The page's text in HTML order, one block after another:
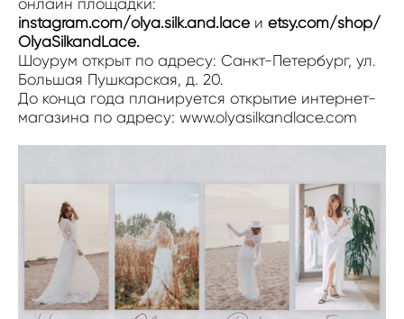
онлайн площадки:
instagram.com/olya.silk.and.lace и etsy.com/shop/
OlyaSilkandLace.
Шоурум открыт по адресу: Санкт-Петербург, ул.
Большая Пушкарская, д. 20.
До конца года планируется открытие интернет-
магазина по адресу: www.olyasilkandlace.com